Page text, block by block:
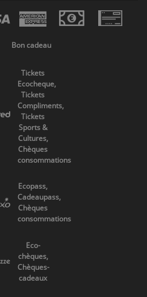
Bon cadeau
Tickets
Ecocheque,
Tickets
Compliments,
Tickets
Sports &
Cultures,
Chèques
consommations
Ecopass,
Cadeaupass,
Chèques
consommations
Eco-
chèques,
Chèques-
cadeaux